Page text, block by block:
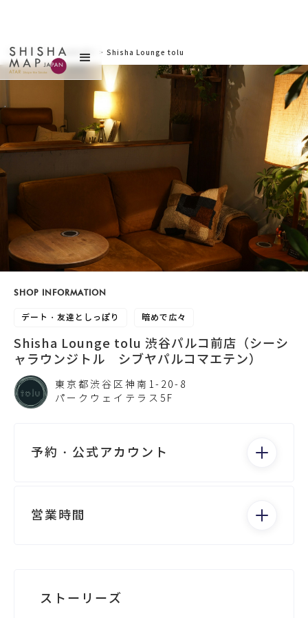
サイトトップ > お店を探す > Shisha Lounge tolu
渋谷パルコ前店（シー
シャラウンジトル シ
ブヤパルコマエテン）
SHOP INFORMATION
デート・友達としっぽり 暗めで広々
Shisha Lounge tolu 渋谷パルコ前店（シーシ
ャラウンジトル シブヤパルコマエテン）
東京都渋谷区神南1-20-8
パークウェイテラス5F
予約・公式アカウント
電話する
営業時間
木：13:00 - 24:00
ストーリーズ